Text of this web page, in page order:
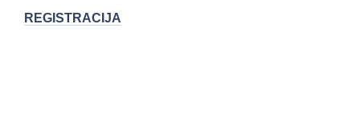
REGISTRACIJA